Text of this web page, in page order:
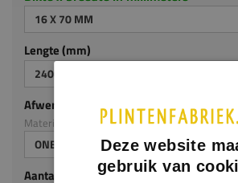
16 X 70 MM
Lengte (mm)
2400
Afwerking
Materiaal: Grenen
ONBEHANDELD
Aantal stuks
Deze website
gebruik van